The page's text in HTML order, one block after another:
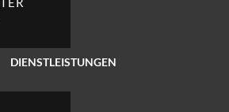
DIENSTLEISTUNGEN